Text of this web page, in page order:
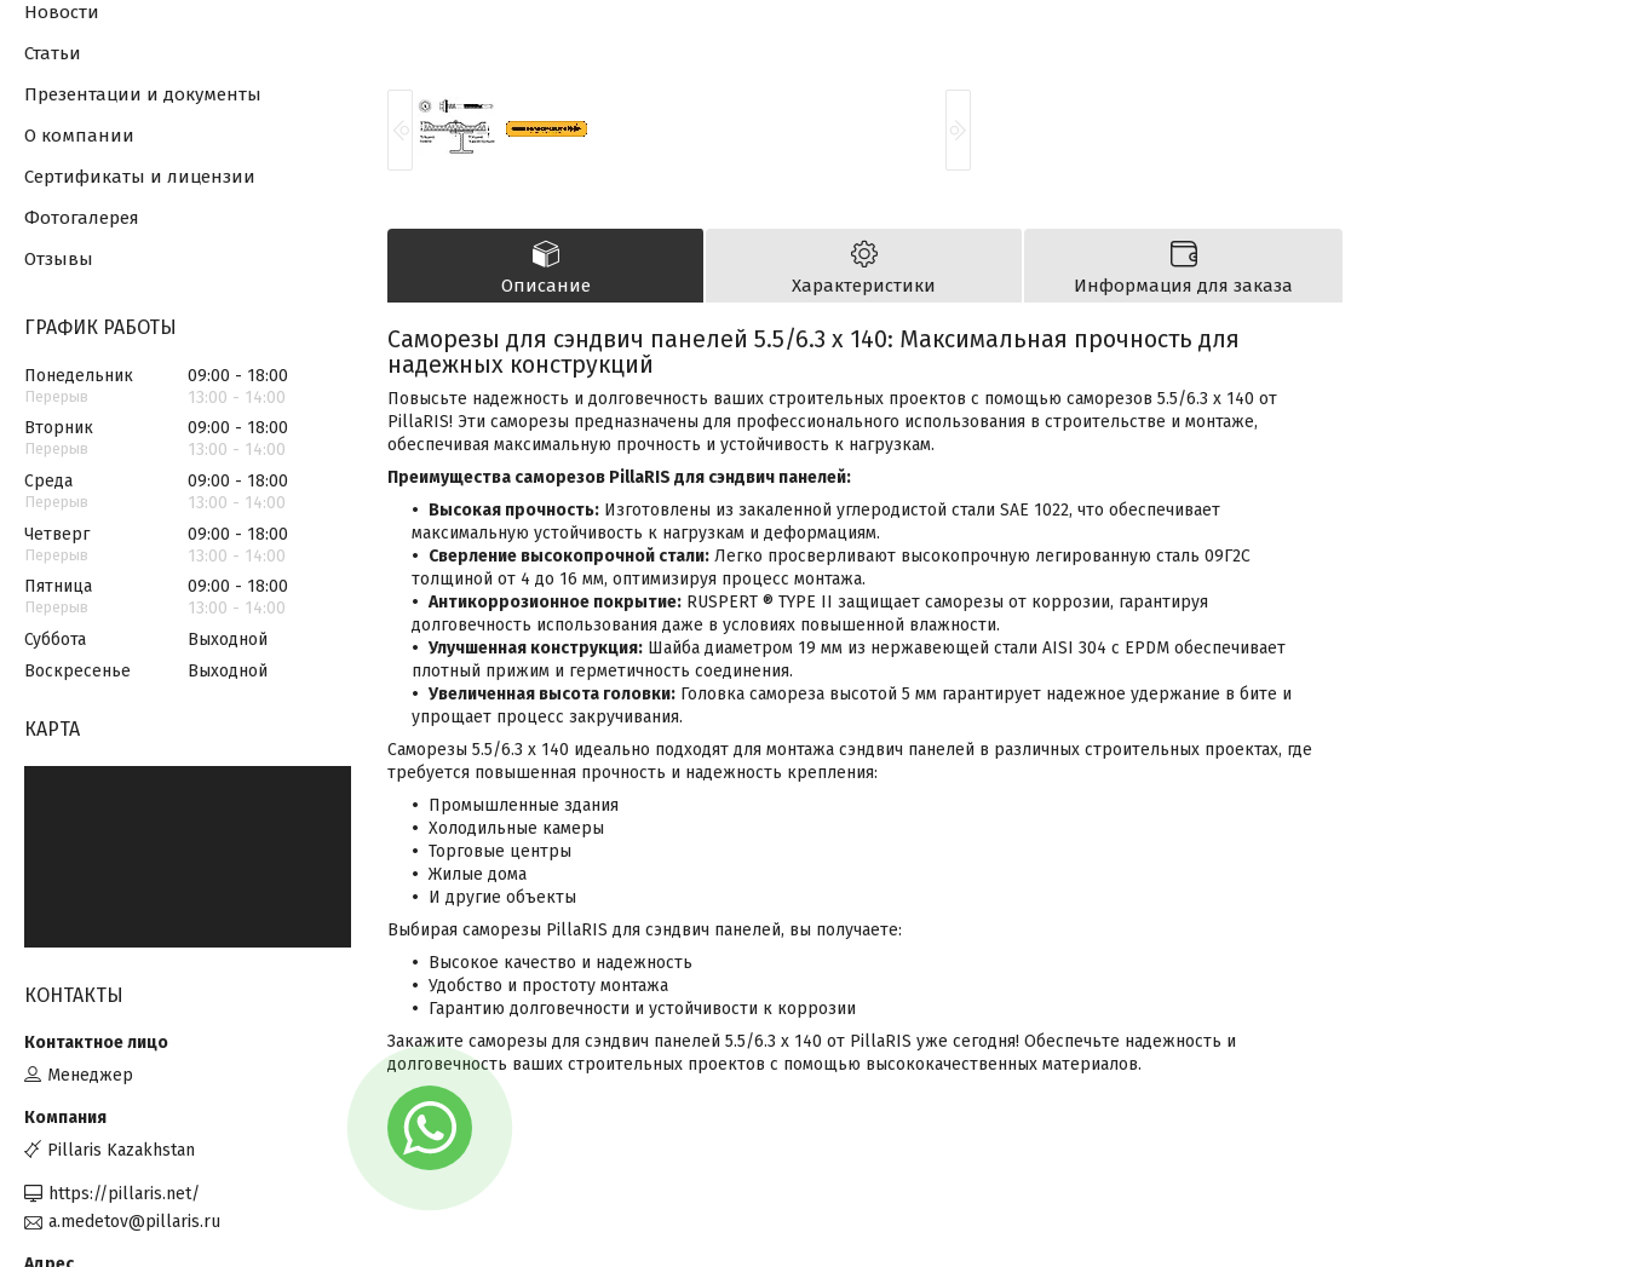
Описание Характеристики Информация для заказа
Саморезы для сэндвич панелей 5.5/6.3 x 140: Максимальная прочность для
надежных конструкций
Повысьте надежность и долговечность ваших строительных проектов с помощью саморезов 5.5/6.3 x 140 от
PillaRIS! Эти саморезы предназначены для профессионального использования в строительстве и монтаже,
обеспечивая максимальную прочность и устойчивость к нагрузкам.
Преимущества саморезов PillaRIS для сэндвич панелей:
Высокая прочность: Изготовлены из закаленной углеродистой стали SAE 1022, что обеспечивает
максимальную устойчивость к нагрузкам и деформациям.
Сверление высокопрочной стали: Легко просверливают высокопрочную легированную сталь 09Г2С
толщиной от 4 до 16 мм, оптимизируя процесс монтажа.
Антикоррозионное покрытие: RUSPERT ® TYPE II защищает саморезы от коррозии, гарантируя
долговечность использования даже в условиях повышенной влажности.
Улучшенная конструкция: Шайба диаметром 19 мм из нержавеющей стали AISI 304 с EPDM обеспечивает
плотный прижим и герметичность соединения.
Увеличенная высота головки: Головка самореза высотой 5 мм гарантирует надежное удержание в бите и
упрощает процесс закручивания.
Саморезы 5.5/6.3 x 140 идеально подходят для монтажа сэндвич панелей в различных строительных проектах, где
требуется повышенная прочность и надежность крепления:
Промышленные здания
Холодильные камеры
Торговые центры
Жилые дома
И другие объекты
Выбирая саморезы PillaRIS для сэндвич панелей, вы получаете:
Высокое качество и надежность
Удобство и простоту монтажа
Гарантию долговечности и устойчивости к коррозии
Закажите саморезы для сэндвич панелей 5.5/6.3 x 140 от PillaRIS уже сегодня! Обеспечьте надежность и
долговечность ваших строительных проектов с помощью высококачественных материалов.
Новости
Статьи
Презентации и документы
О компании
Сертификаты и лицензии
Фотогалерея
Отзывы
ГРАФИК РАБОТЫ
Понедельник 09:00
18:00
13:00
14:00
Вторник
09:00
18:00
13:00
14:00
Среда
09:00
18:00
13:00
14:00
Четверг
09:00
18:00
13:00
14:00
Пятница
09:00
18:00
13:00
14:00
Суббота
Выходной
Воскресенье
Выходной
КАРТА
КОНТАКТЫ
Менеджер
Pillaris Kazakhstan
https://pillaris.net/
a.medetov@pillaris.ru